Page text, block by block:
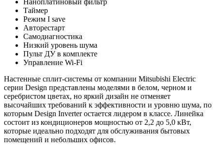
Таймер
Режим I save
Авторестарт
Самодиагностика
Низкий уровень шума
Пульт ДУ в комплекте
Управление Wi-Fi
Настенные сплит-системы от компании Mitsubishi Electric
серии Design представлены моделями в белом, черном и
серебристом цветах, но яркий дизайн не отменяет
высочайших требований к эффективности и уровню шума, по
которым Design Inverter остается лидером в классе. Линейка
состоит из кондиционеров мощностью от 2,2 до 5,0 кВт,
которые идеально подходят для обслуживания бытовых
помещений и небольших офисов.